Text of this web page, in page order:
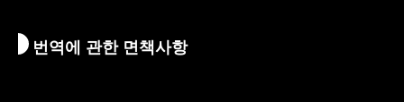
숙박 시설
통역 가이드
번역에 관한 면책사항